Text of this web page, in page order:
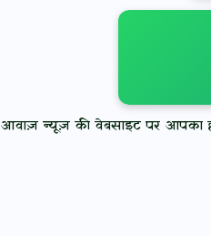
आवाज़ न्यूज़ की वेबसाइट पर आपका